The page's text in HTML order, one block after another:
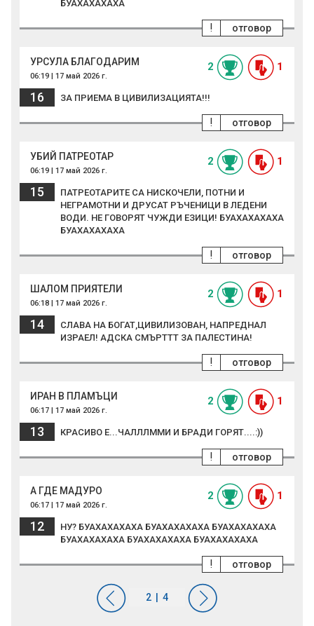
БУАХАХАХАХА
отговор
!
УРСУЛА БЛАГОДАРИМ
06:19 | 17 май 2026 г.
2 1
16 ЗА ПРИЕМА В ЦИВИЛИЗАЦИЯТА!!!
отговор
!
УБИЙ ПАТРЕОТАР
06:19 | 17 май 2026 г.
2 1
15
ПАТРЕОТАРИТЕ СА НИСКОЧЕЛИ, ПОТНИ И
НЕГРАМОТНИ И ДРУСАТ РЪЧЕНИЦИ В ЛЕДЕНИ
ВОДИ. НЕ ГОВОРЯТ ЧУЖДИ ЕЗИЦИ! БУАХАХАХАХА
БУАХАХАХАХА
отговор
!
ШАЛОМ ПРИЯТЕЛИ
06:18 | 17 май 2026 г.
2 1
14
СЛАВА НА БОГАТ,ЦИВИЛИЗОВАН, НАПРЕДНАЛ
ИЗРАЕЛ! АДСКА СМЪРТТТ ЗА ПАЛЕСТИНА!
отговор
!
ИРАН В ПЛАМЪЦИ
06:17 | 17 май 2026 г.
2 1
13 КРАСИВО Е...ЧАЛЛЛММИ И БРАДИ ГОРЯТ....:))
отговор
!
А ГДЕ МАДУРО
06:17 | 17 май 2026 г.
2 1
12
НУ? БУАХАХАХАХА БУАХАХАХАХА БУАХАХАХАХА
БУАХАХАХАХА БУАХАХАХАХА БУАХАХАХАХА
отговор
!